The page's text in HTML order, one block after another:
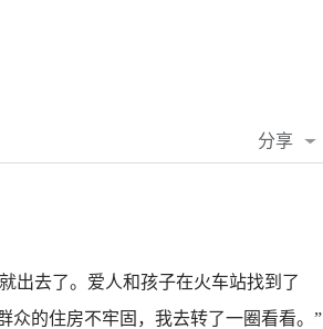
分享
出去了。爱人和孩子在火车站找到了
众的住房不牢固，我去转了一圈看看。”